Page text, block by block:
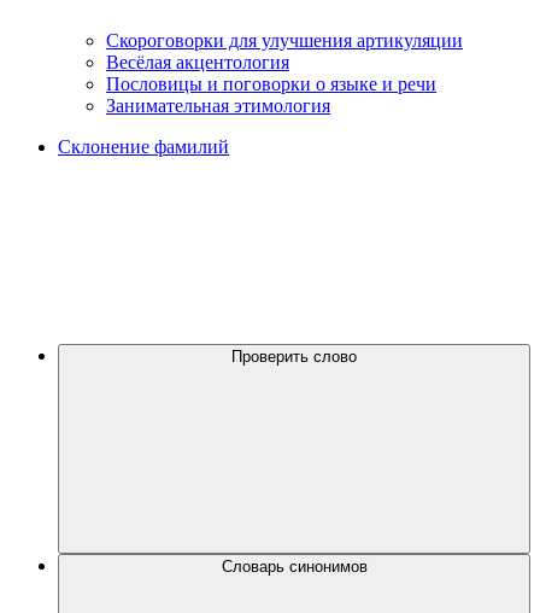
Скороговорки для улучшения артикуляции
Весёлая акцентология
Пословицы и поговорки о языке и речи
Занимательная этимология
Склонение фамилий
Проверить слово
Словарь синонимов